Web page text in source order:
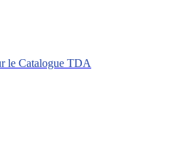
le Catalogue TDA